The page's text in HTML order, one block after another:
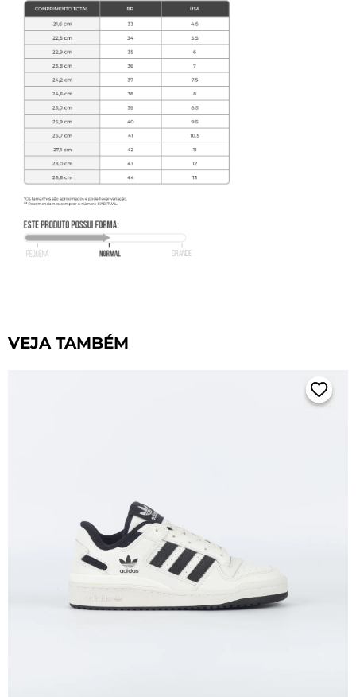
VEJA TAMBÉM